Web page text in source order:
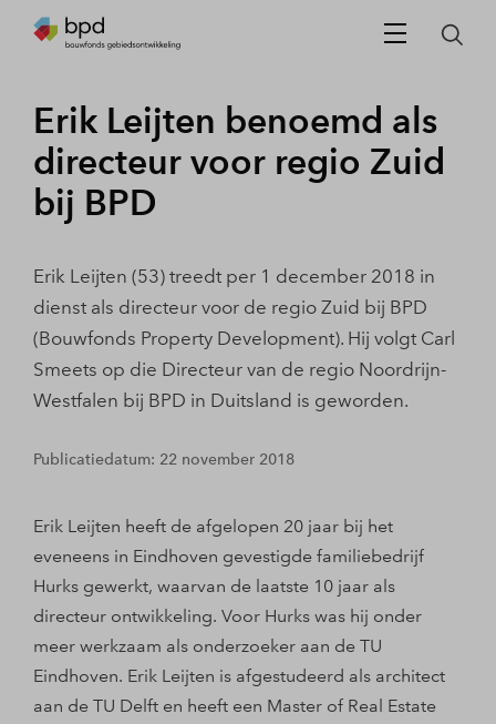
Erik Leijten benoemd als
directeur voor regio Zuid
bij BPD
Erik Leijten (53) treedt per 1 december 2018 in
dienst als directeur voor de regio Zuid bij BPD
(Bouwfonds Property Development). Hij volgt Carl
Smeets op die Directeur van de regio Noordrijn-
Westfalen bij BPD in Duitsland is geworden.
Publicatiedatum: 22 november 2018
Erik Leijten heeft de afgelopen 20 jaar bij het
eveneens in Eindhoven gevestigde familiebedrijf
Hurks gewerkt, waarvan de laatste 10 jaar als
directeur ontwikkeling. Voor Hurks was hij onder
meer werkzaam als onderzoeker aan de TU
Eindhoven. Erik Leijten is afgestudeerd als architect
aan de TU Delft en heeft een Master of Real Estate